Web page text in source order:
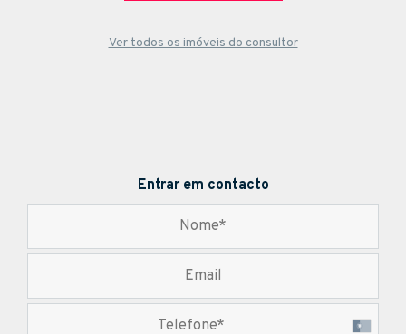
Ver todos os imóveis do consultor
Entrar em contacto